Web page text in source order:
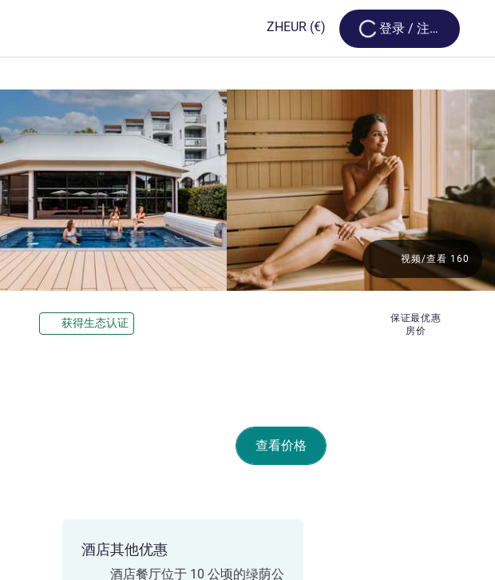
ZHEUR (€) Loading...
登录 / 注册
获得生态认证
保证最优惠
房价
视频/查看 160
查看价格
酒店其他优惠
酒店餐厅位于 10 公顷的绿荫公